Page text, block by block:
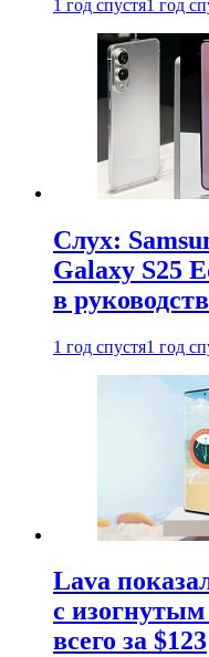
1 год спустя1 год
Слух:
Galaxy S25
в
1 год спустя1 год
Lava
с
всего за $123